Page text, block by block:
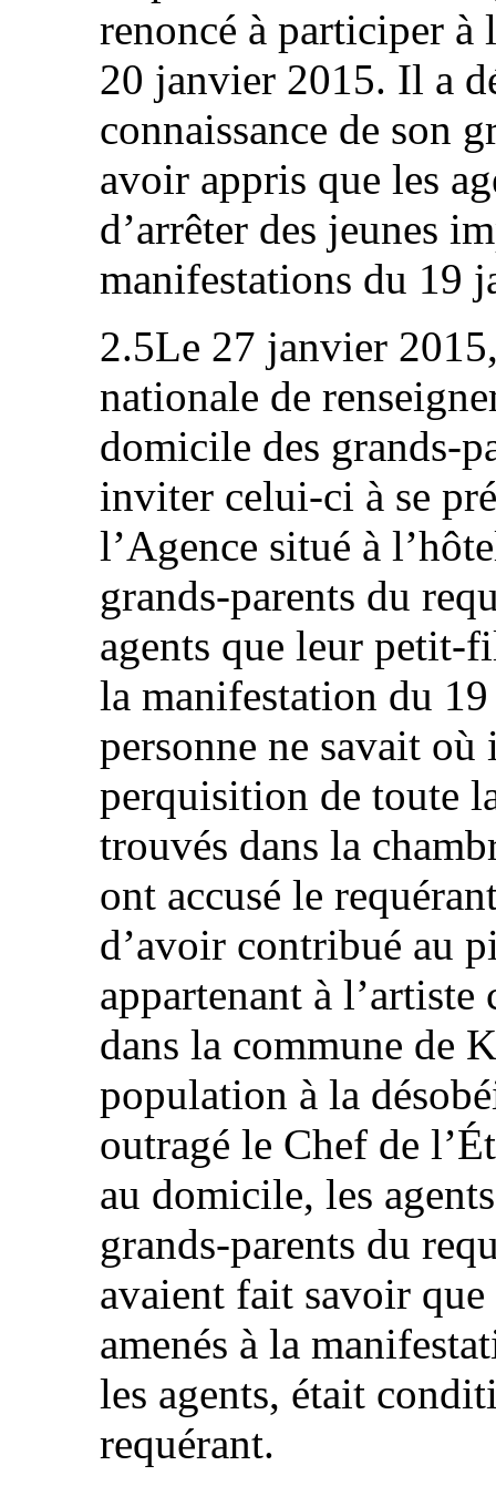
renoncé à participer à
20 janvier 2015. Il a
connaissance de son
avoir appris que les
d’arrêter des jeunes
manifestations du 19
2.5Le 27 janvier
nationale de
domicile des grands-
inviter celui-ci à se
l’Agence situé à
grands-parents du
agents que leur petit-
la manifestation du
personne ne savait
perquisition de toute
trouvés dans la
ont accusé le
d’avoir contribué au
appartenant à
dans la commune de
population à la
outragé le Chef de
au domicile, les
grands-parents du
avaient fait savoir
amenés à la
les agents, était
requérant.